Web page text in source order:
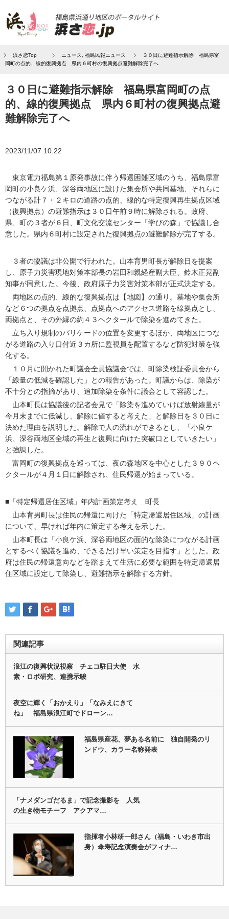
浜さ恋Top ニュース 福島民報ニュース
３０日に避難指示解除 福島県富
岡町の点的、線的復興拠点 県内６町村の復興拠点避難解除完了へ
３０日に避難指示解除 福島県富岡町の点
的、線的復興拠点 県内６町村の復興拠点避
難解除完了へ
2023/11/07 10:22
東京電力福島第１原発事故に伴う帰還困難区域のうち、福島県富
岡町の小良ケ浜、深谷両地区に設けた集会所や共同墓地、それらに
つながる計７・２キロの道路の点的、線的な特定復興再生拠点区域
（復興拠点）の避難指示は３０日午前９時に解除される。政府、
県、町の３者が６日、町文化交流センター「学びの森」で協議し合
意した。県内６町村に設定された復興拠点の避難解除が完了する。
３者の協議は非公開で行われた。山本育男町長が解除日を提案
し、原子力災害現地対策本部長の岩田和親経産副大臣、鈴木正晃副
知事が同意した。今後、政府原子力災害対策本部が正式決定する。
両地区の点的、線的な復興拠点は【地図】の通り。墓地や集会所
など６つの拠点を点拠点、点拠点へのアクセス道路を線拠点とし、
両拠点と、その外縁の約４３ヘクタールで除染を進めてきた。
立ち入り規制のバリケードの位置を変更するほか、両地区につな
がる道路の入り口付近３カ所に監視員を配置するなど防犯対策を強
化する。
１０月に開かれた町議会全員協議会では、町除染検証委員会から
「線量の低減を確認した」との報告があった。町議からは、除染が
不十分との指摘があり、追加除染を条件に議会として容認した。
山本町長は協議後の記者会見で「除染を進めていけば放射線量が
今月末までに低減し、解除に値すると考えた」と解除日を３０日に
決めた理由を説明した。解除で人の流れができるとし、「小良ケ
浜、深谷両地区全域の再生と復興に向けた突破口としていきたい」
と強調した。
富岡町の復興拠点を巡っては、夜の森地区を中心とした３９０ヘ
クタールが４月１日に解除され、住民帰還が始まっている。
■「特定帰還居住区域」年内計画策定考え 町長
山本育男町長は住民の帰還に向けた「特定帰還居住区域」の計画
について、早ければ年内に策定する考えを示した。
山本町長は「小良ケ浜、深谷両地区の面的な除染につながる計画
とするべく協議を進め、できるだけ早い策定を目指す」とした。政
府は住民の帰還意向などを踏まえて生活に必要な範囲を特定帰還居
住区域に設定して除染し、避難指示を解除する方針。
関連記事
浪江の復興状況視察 チェコ駐日大使 水
素・ロボ研究、連携示唆
夜空に輝く「おかえり」「なみえにきて
ね」 福島県浪江町でドローン…
福島県産花、夢ある名前に 独自開発のリ
ンドウ、カラー名称発表
「ナメダンゴだるま」で記念撮影を 人気
の生き物モチーフ アクアマ…
指揮者小林研一郎さん（福島・いわき市出
身）傘寿記念演奏会がフィナ…